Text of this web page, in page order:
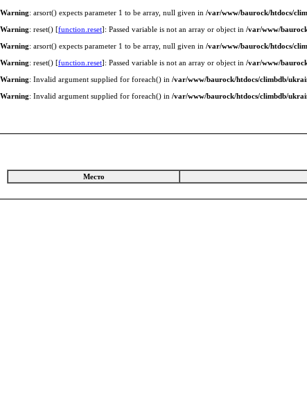
Warning: arsort() expects parameter 1 to be array, null given in /var/www/baurock/htdocs/
Warning: reset() [function.reset]: Passed variable is not an array or object in /var/www/
Warning: arsort() expects parameter 1 to be array, null given in /var/www/baurock/htdocs/
Warning: reset() [function.reset]: Passed variable is not an array or object in /var/www/
Warning: Invalid argument supplied for foreach() in /var/www/baurock/htdocs/climbdb/
Warning: Invalid argument supplied for foreach() in /var/www/baurock/htdocs/climbdb/
Место